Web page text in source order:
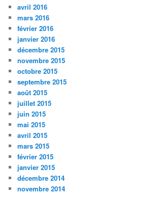
avril 2016
mars 2016
février 2016
janvier 2016
décembre 2015
novembre 2015
octobre 2015
septembre 2015
août 2015
juillet 2015
juin 2015
mai 2015
avril 2015
mars 2015
février 2015
janvier 2015
décembre 2014
novembre 2014